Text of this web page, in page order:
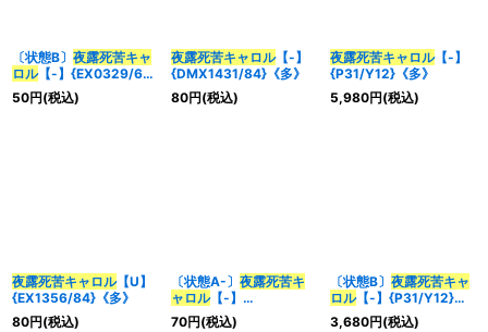
〔状態B〕 夜露死苦キャ
ロル【-】{EX0329/69}
《多》
50円(税込)
夜露死苦キャロル【-】
{DMX1431/84}《多》
80円(税込)
夜露死苦キャロル【-】
{P31/Y12}《多》
5,980円(税込)
夜露死苦キャロル【U】
{EX1356/84}《多》
80円(税込)
〔状態A-〕 夜露死苦キ
ャロル【-】
{DMX1431/84}《多》
70円(税込)
〔状態B〕 夜露死苦キャ
ロル【-】{P31/Y12}
《多》
3,680円(税込)